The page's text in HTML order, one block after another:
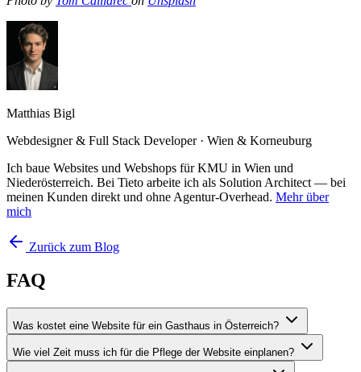
Matthias Bigl
Webdesigner & Full Stack Developer · Wien & Korneuburg
Ich baue Websites und Webshops für KMU in Wien und
Niederösterreich. Bei Tieto arbeite ich als Solution Architect — bei
meinen Kunden direkt und ohne Agentur-Overhead. Mehr über
mich
Zurück zum Blog
FAQ
Was kostet eine Website für ein Gasthaus in Österreich?
Wie viel Zeit muss ich für die Pflege der Website einplanen?